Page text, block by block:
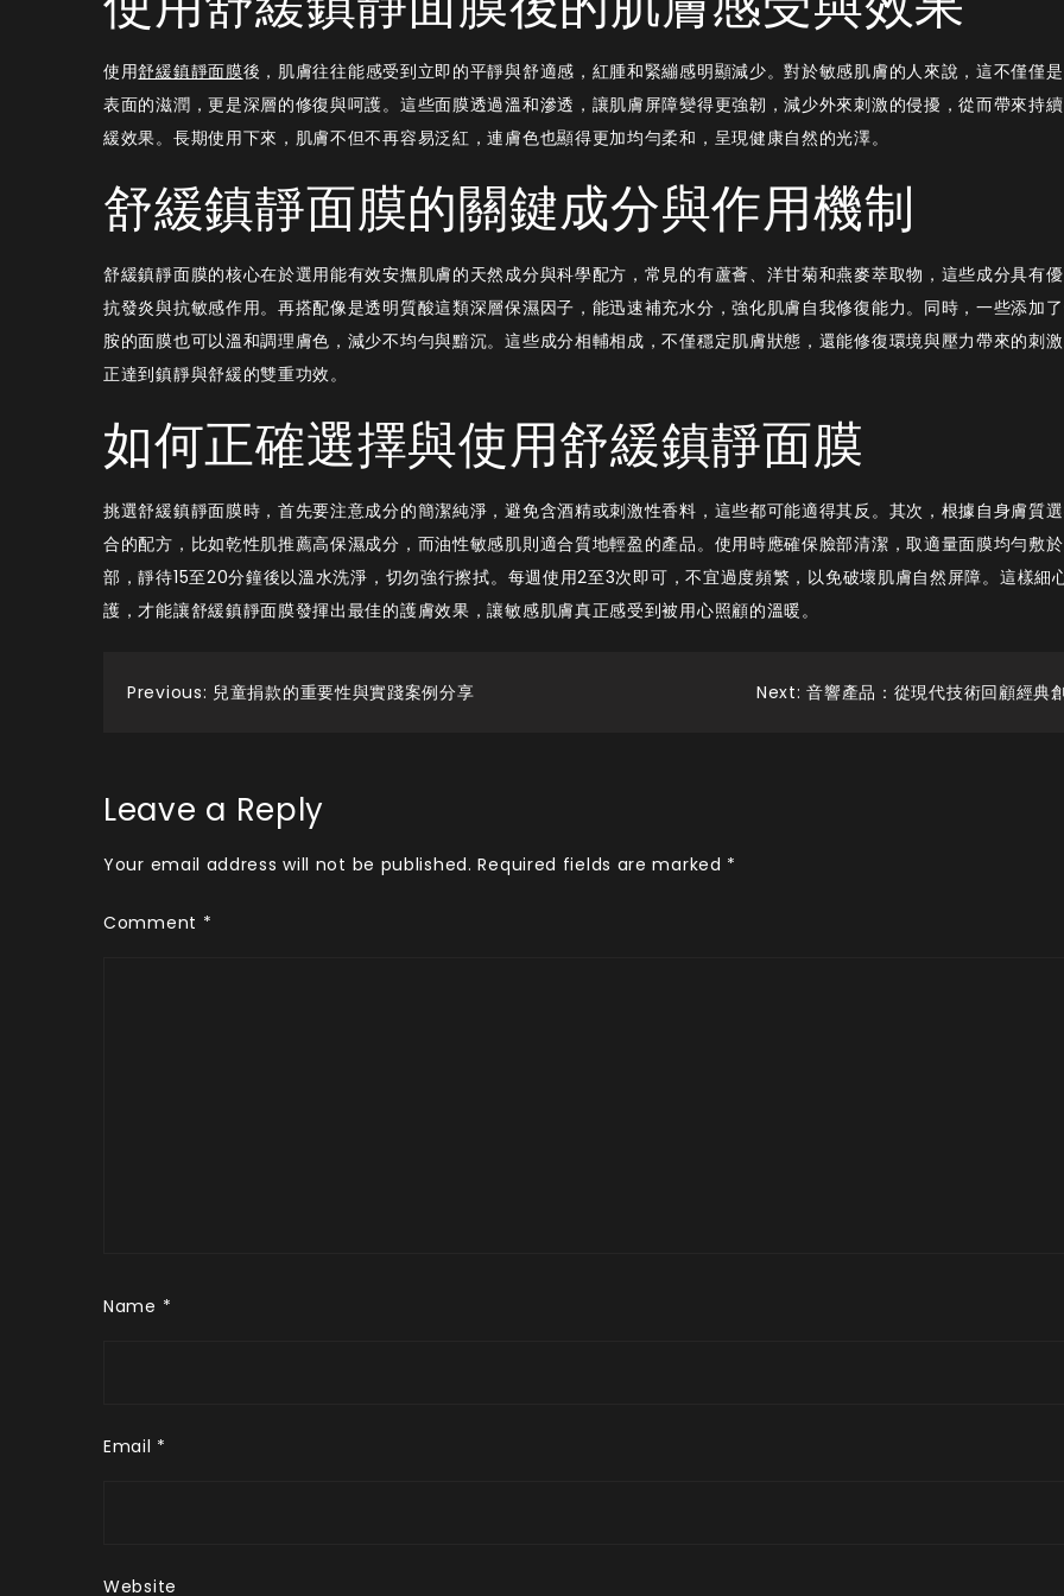
膜：
護
敏
感
肌
膚
最
佳
選
使用舒緩鎮靜面膜後，肌膚往往能感受到立即的平靜與舒適感，紅腫和緊繃感明顯減少。對於敏感肌膚的人來說，這不僅僅
表面的滋潤，更是深層的修復與呵護。這些面膜透過溫和滲透，讓肌膚屏障變得更強韌，減少外來刺激的侵擾，從而帶來持
緩效果。長期使用下來，肌膚不但不再容易泛紅，連膚色也顯得更加均勻柔和，呈現健康自然的光澤。
舒緩鎮靜面膜的關鍵成分與作用機制
舒緩鎮靜面膜的核心在於選用能有效安撫肌膚的天然成分與科學配方，常見的有蘆薈、洋甘菊和燕麥萃取物，這些成分具有
抗發炎與抗敏感作用。再搭配像是透明質酸這類深層保濕因子，能迅速補充水分，強化肌膚自我修復能力。同時，一些添加
胺的面膜也可以溫和調理膚色，減少不均勻與黯沉。這些成分相輔相成，不僅穩定肌膚狀態，還能修復環境與壓力帶來的刺
正達到鎮靜與舒緩的雙重功效。
如何正確選擇與使用舒緩鎮靜面膜
挑選舒緩鎮靜面膜時，首先要注意成分的簡潔純淨，避免含酒精或刺激性香料，這些都可能適得其反。其次，根據自身膚質
合的配方，比如乾性肌推薦高保濕成分，而油性敏感肌則適合質地輕盈的產品。使用時應確保臉部清潔，取適量面膜均勻敷
部，靜待15至20分鐘後以溫水洗淨，切勿強行擦拭。每週使用2至3次即可，不宜過度頻繁，以免破壞肌膚自然屏障。這樣細
護，才能讓舒緩鎮靜面膜發揮出最佳的護膚效果，讓敏感肌膚真正感受到被用心照顧的溫暖。
Post
Previous: 兒童捐款的重要性與實踐案例分享 Next: 音響產品：從現代技術回顧經典
Leave a Reply
Your email address will not be published. Required fields are marked *
Comment *
Name *
Email *
Website